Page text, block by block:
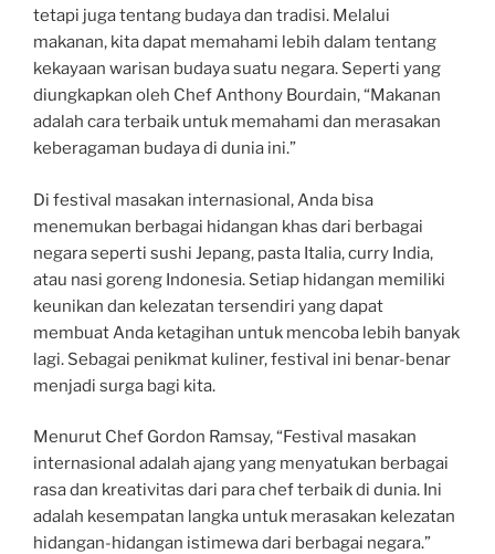
tetapi juga tentang budaya dan tradisi. Melalui
makanan, kita dapat memahami lebih dalam tentang
kekayaan warisan budaya suatu negara. Seperti yang
diungkapkan oleh Chef Anthony Bourdain, “Makanan
adalah cara terbaik untuk memahami dan merasakan
keberagaman budaya di dunia ini.”
Di festival masakan internasional, Anda bisa
menemukan berbagai hidangan khas dari berbagai
negara seperti sushi Jepang, pasta Italia, curry India,
atau nasi goreng Indonesia. Setiap hidangan memiliki
keunikan dan kelezatan tersendiri yang dapat
membuat Anda ketagihan untuk mencoba lebih banyak
lagi. Sebagai penikmat kuliner, festival ini benar-benar
menjadi surga bagi kita.
Menurut Chef Gordon Ramsay, “Festival masakan
internasional adalah ajang yang menyatukan berbagai
rasa dan kreativitas dari para chef terbaik di dunia. Ini
adalah kesempatan langka untuk merasakan kelezatan
hidangan-hidangan istimewa dari berbagai negara.”